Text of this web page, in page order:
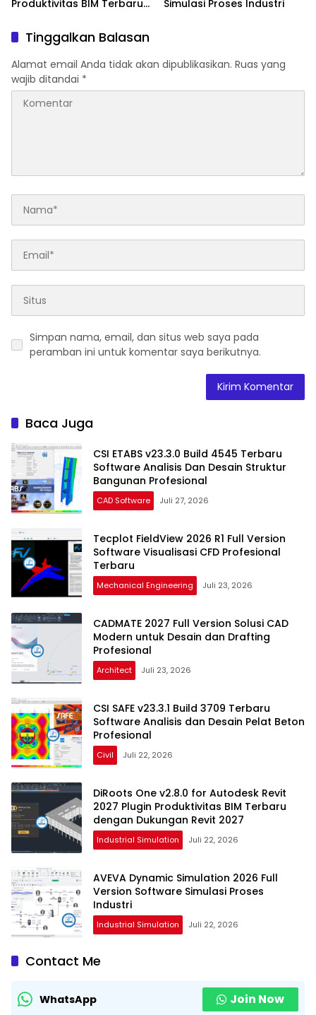
Produktivitas BIM Terbaru
2027
Simulasi Proses Industri
Tinggalkan Balasan
Alamat email Anda tidak akan dipublikasikan. Ruas yang
wajib ditandai *
Simpan nama, email, dan situs web saya pada
peramban ini untuk komentar saya berikutnya.
Baca Juga
CSI ETABS v23.3.0 Build 4545 Terbaru
Software Analisis Dan Desain Struktur
Bangunan Profesional
CAD Software Juli 27, 2026
Tecplot FieldView 2026 R1 Full Version
Software Visualisasi CFD Profesional
Terbaru
Mechanical Engineering Juli 23, 2026
CADMATE 2027 Full Version Solusi CAD
Modern untuk Desain dan Drafting
Profesional
Architect Juli 23, 2026
CSI SAFE v23.3.1 Build 3709 Terbaru
Software Analisis dan Desain Pelat Beton
Profesional
Civil Juli 22, 2026
DiRoots One v2.8.0 for Autodesk Revit
2027 Plugin Produktivitas BIM Terbaru
dengan Dukungan Revit 2027
Industrial Simulation Juli 22, 2026
AVEVA Dynamic Simulation 2026 Full
Version Software Simulasi Proses
Industri
Industrial Simulation Juli 22, 2026
Contact Me
WhatsApp Join Now